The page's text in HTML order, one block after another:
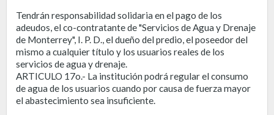
Tendrán responsabilidad solidaria en el pago de los
adeudos, el co-contratante de "Servicios de Agua y Drenaje
de Monterrey", I. P. D., el dueño del predio, el poseedor del
mismo a cualquier título y los usuarios reales de los
servicios de agua y drenaje.
ARTICULO 17o.- La institución podrá regular el consumo
de agua de los usuarios cuando por causa de fuerza mayor
el abastecimiento sea insuficiente.